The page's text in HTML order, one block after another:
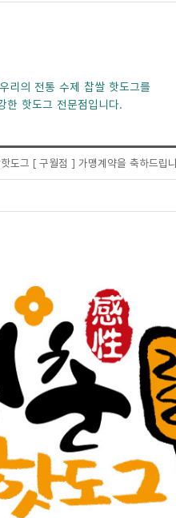
리의 전통 수제 찹쌀 핫도그를
한 핫도그 전문점입니다.
도그 [ 구월점 ] 가맹계약을 축하드립